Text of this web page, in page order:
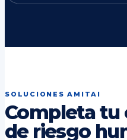
SOLUCIONES AMITAI
Completa tu
de riesgo